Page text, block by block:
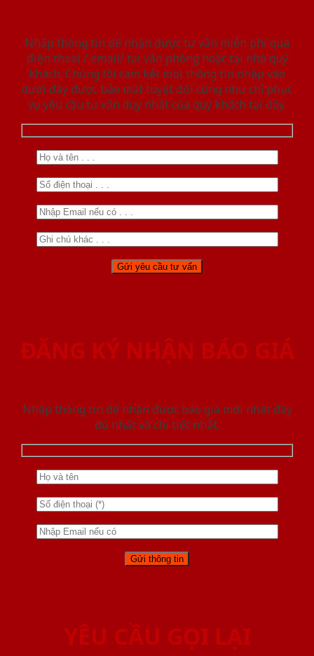
Nhập thông tin để nhận được tư vấn miễn phí qua
điện thoại / email/ tại văn phòng hoặc tại nhà quý
khách. Chúng tôi cam kết mọi thông tin nhập vào
dưới đây được bảo mật tuyệt đối cũng như chỉ phục
vụ yêu cầu tư vấn duy nhất của quý khách tại đây.
ĐĂNG KÝ NHẬN BÁO GIÁ
Nhập thông tin để nhận được báo giá mới nhât đầy
đủ nhất và chi tiết nhất.
YÊU CẦU GỌI LẠI